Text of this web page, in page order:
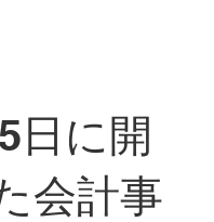
日に開
会計事